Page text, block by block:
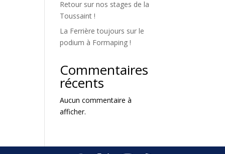
Retour sur nos stages de la
Toussaint !
La Ferrière toujours sur le
podium à Formaping !
Commentaires
récents
Aucun commentaire à
afficher.